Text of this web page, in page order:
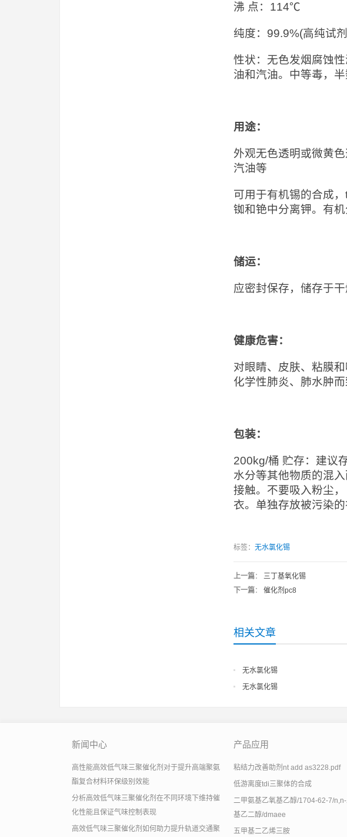
沸 点：114℃
纯度：99.9%(高纯试
性状：无色发烟腐蚀
油和汽油。中等毒，
用途：
外观无色透明或微黄
汽油等
可用于有机锡的合成
铷和铯中分离钾。有
储运：
应密封保存，储存于
健康危害：
对眼睛、皮肤、粘膜
化学性肺炎、肺水肿
包装：
200kg/桶 贮存：建议
水分等其他物质的混
接触。不要吸入粉尘
衣。单独存放被污染
标签： 无水氯化锡
上一篇： 三丁基氧化锡
下一篇： 催化剂pc8
相关文章
无水氯化锡
无水氯化锡
新闻中心
高性能高效低气味三聚催化剂对于提升高端聚氨
酯复合材料环保级别效能
分析高效低气味三聚催化剂在不同环境下维持催
化性能且保证气味控制表现
高效低气味三聚催化剂如何助力提升轨道交通聚
产品应用
粘结力改善助剂nt add as3228.pdf
低游离度tdi三聚体的合成
二甲氨基乙氧基乙醇/1704-62-7/
基乙二醇/dmaee
五甲基二乙烯三胺